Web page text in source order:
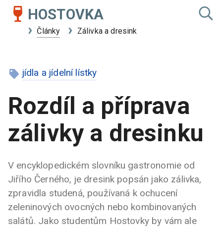
HOSTOVKA
Články Zálivka a dresink
jídla a jídelní lístky
Rozdíl a příprava
zálivky a dresinku
V encyklopedickém slovníku gastronomie od
Jiřího Černého, je dresink popsán jako zálivka,
zpravidla studená, používaná k ochucení
zeleninových ovocných nebo kombinovaných
salátů. Jako studentům Hostovky by vám ale